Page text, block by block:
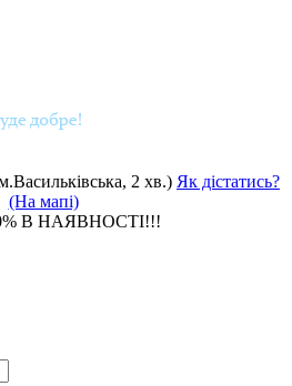
2 хв.) Як дістатись?
(На мапі)
В НАЯВНОСТІ!!!